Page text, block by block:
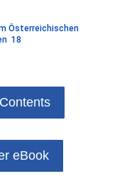
Österreichischen
18
eBook